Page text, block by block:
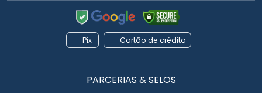
Pix Cartão de crédito
PARCERIAS & SELOS